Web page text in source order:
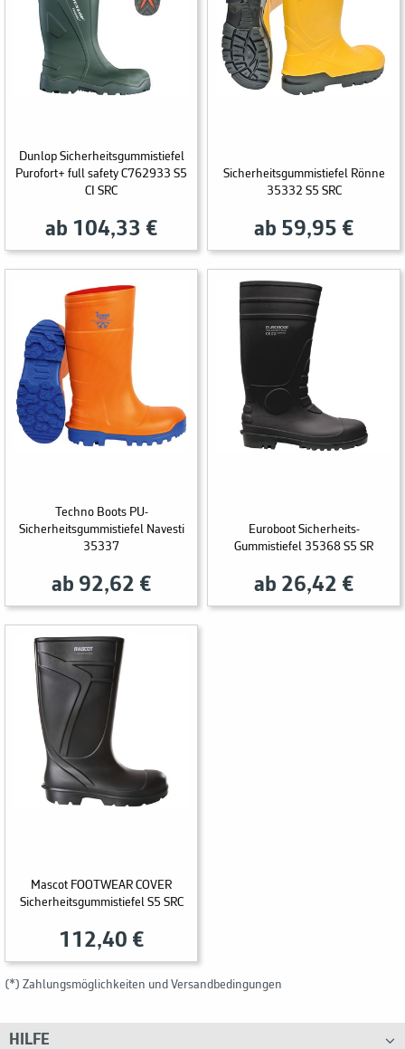
Dunlop Sicherheitsgummistiefel
Purofort+ full safety C762933 S5
CI SRC
ab 104,33 €
Sicherheitsgummistiefel Rönne
35332 S5 SRC
ab 59,95 €
Techno Boots PU-
Sicherheitsgummistiefel Navesti
35337
ab 92,62 €
Euroboot Sicherheits-
Gummistiefel 35368 S5 SR
ab 26,42 €
Mascot FOOTWEAR COVER
Sicherheitsgummistiefel S5 SRC
112,40 €
(*) Zahlungsmöglichkeiten und Versandbedingungen
HILFE